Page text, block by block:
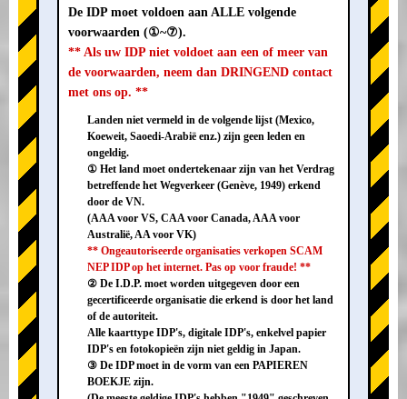
De IDP moet voldoen aan ALLE volgende
voorwaarden (①~⑦).
** Als uw IDP niet voldoet aan een of meer van
de voorwaarden, neem dan DRINGEND contact
met ons op. **
Landen niet vermeld in de volgende lijst (Mexico,
Koeweit, Saoedi-Arabië enz.) zijn geen leden en
ongeldig.
① Het land moet ondertekenaar zijn van het Verdrag
betreffende het Wegverkeer (Genève, 1949) erkend
door de VN.
(AAA voor VS, CAA voor Canada, AAA voor
Australië, AA voor VK)
** Ongeautoriseerde organisaties verkopen SCAM
NEP IDP op het internet. Pas op voor fraude! **
② De I.D.P. moet worden uitgegeven door een
gecertificeerde organisatie die erkend is door het land
of de autoriteit.
Alle kaarttype IDP's, digitale IDP's, enkelvel papier
IDP's en fotokopieën zijn niet geldig in Japan.
③ De IDP moet in de vorm van een PAPIEREN
BOEKJE zijn.